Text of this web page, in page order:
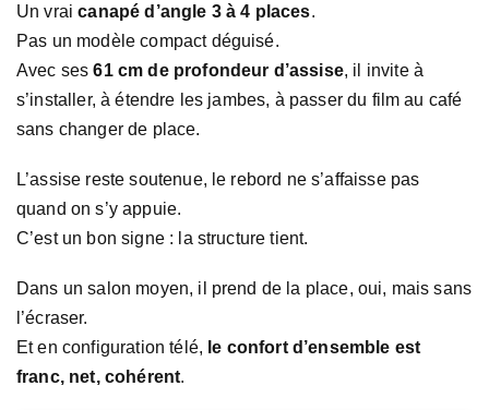
Un vraicanapé d’angle 3 à 4 places.
Pas un modèle compact déguisé.
Avec ses61 cm de profondeur d’assise, il invite à
s’installer, à étendre les jambes, à passer du film au café
sans changer de place.
L’assise reste soutenue, le rebord ne s’affaisse pas
quand on s’y appuie.
C’est un bon signe : la structure tient.
Dans un salon moyen, il prend de la place, oui, mais sans
l’écraser.
Et en configuration télé, le confort d’ensemble est
franc, net, cohérent.